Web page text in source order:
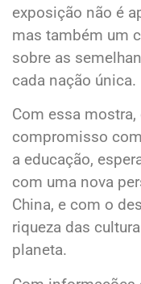
exposição não é
mas também um
sobre as
cada nação única.
Com essa
compromisso
a educação,
com uma nova
China, e com o
riqueza das
planeta.